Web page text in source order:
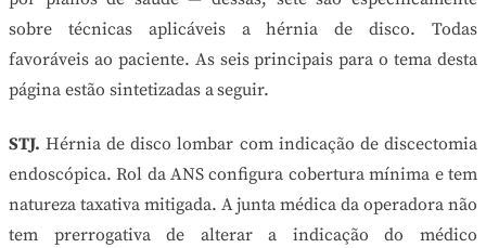
sobre técnicas aplicáveis a hérnia de disco. Todas
favoráveis ao paciente. As seis principais para o tema desta
página estão sintetizadas a seguir.
STJ. Hérnia de disco lombar com indicação de discectomia
endoscópica. Rol da ANS configura cobertura mínima e tem
natureza taxativa mitigada. A junta médica da operadora não
tem prerrogativa de alterar a indicação do médico